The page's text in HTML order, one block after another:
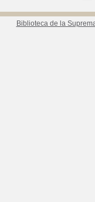
Biblioteca de la